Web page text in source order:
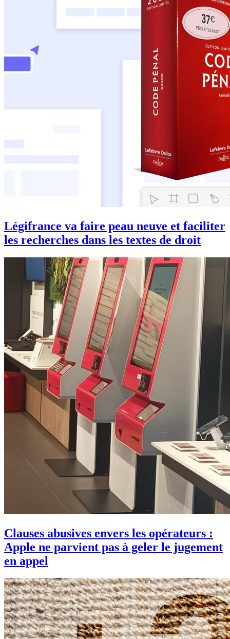
Légifrance va faire peau neuve et faciliter
les recherches dans les textes de droit
Clauses abusives envers les opérateurs :
Apple ne parvient pas à geler le jugement
en appel